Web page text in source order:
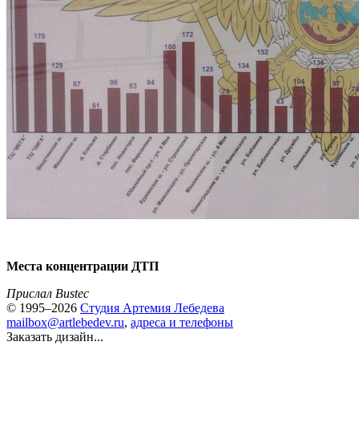
Места концентрации ДТП
Прислал Bustec
© 1995–2026 Студия Артемия Лебедева
mailbox@artlebedev.ru, адреса и телефоны
Заказать дизайн...